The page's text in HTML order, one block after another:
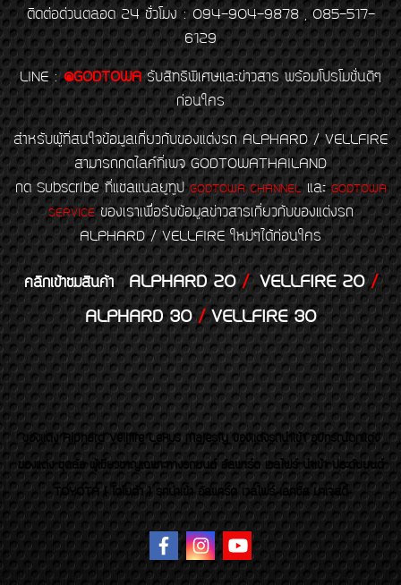
ติดต่อด่วนตลอด 24 ชั่วโมง : 094-904-9878 , 085-517-
6129
LINE : @GODTOWA รับสิทธิพิเศษและข่าวสาร พร้อมโปรโมชั่นดีๆ
ก่อนใคร
สำหรับผู้ที่สนใจข้อมูลเกี่ยวกับของแต่งรถ ALPHARD / VELLFIRE
สามารถกดไลค์ที่เพจ GODTOWATHAILAND
กด Subscribe ที่แชลแนลยูทูป GODTOWA CHANNELและGODTOWA
SERVICEของเราเพื่อรับข้อมูลข่าวสารเกี่ยวกับของแต่งรถ
ALPHARD / VELLFIRE ใหม่ๆได้ก่อนใคร
คลิกเข้าชมสินค้า ALPHARD 20/VELLFIRE 20/
ALPHARD 30/VELLFIRE 30
ของเเต่ง Alphard Vellfire Lexus Majesty ของเเต่งรถนำเข้า อุปกรณ์ตกแต่ง
ของแต่ง ชุดล้อ ผู้เชี่ยวชาญเฉพาะทางรถยนต์ อัลพาร์ด เวลไฟร์ นำเข้า ประดับยนต์
TOYOTA ( โตโยต้า ) รถนำเข้า อัลพาร์ด เวลไฟร์ เลกซัส มาเจสตี้